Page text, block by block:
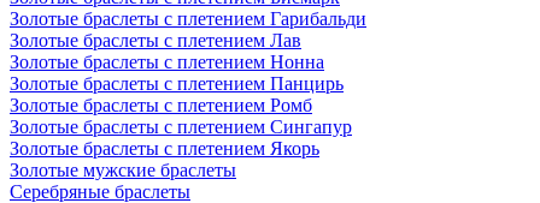
Золотые браслеты с плетением Гарибальди
Золотые браслеты с плетением Лав
Золотые браслеты с плетением Нонна
Золотые браслеты с плетением Панцирь
Золотые браслеты с плетением Ромб
Золотые браслеты с плетением Сингапур
Золотые браслеты с плетением Якорь
Золотые мужские браслеты
Серебряные браслеты